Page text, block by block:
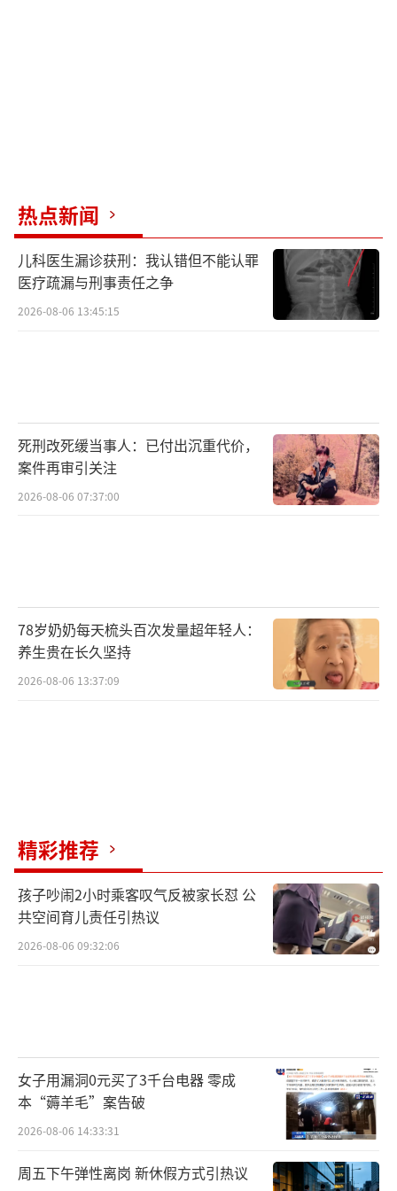
热点新闻
儿科医生漏诊获刑：我认错但不能认罪
医疗疏漏与刑事责任之争
2026-08-06 13:45:15
死刑改死缓当事人：已付出沉重代价，
案件再审引关注
2026-08-06 07:37:00
78岁奶奶每天梳头百次发量超年轻人：
养生贵在长久坚持
2026-08-06 13:37:09
精彩推荐
孩子吵闹2小时乘客叹气反被家长怼 公
共空间育儿责任引热议
2026-08-06 09:32:06
女子用漏洞0元买了3千台电器 零成
本“薅羊毛”案告破
2026-08-06 14:33:31
周五下午弹性离岗 新休假方式引热议